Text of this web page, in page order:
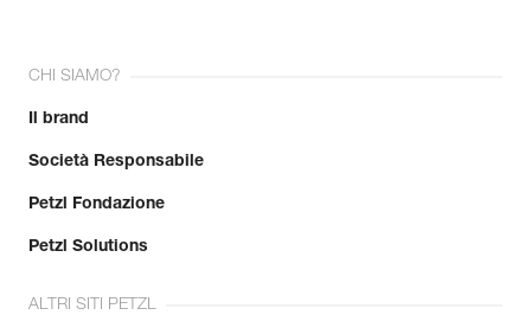
CHI SIAMO?
Il brand
Società Responsabile
Petzl Fondazione
Petzl Solutions
ALTRI SITI PETZL